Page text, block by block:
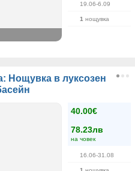
19.06-6.09
1 нощувка
Нощувка в луксозен
40.00€
78.23лв
на човек
16.06-31.08